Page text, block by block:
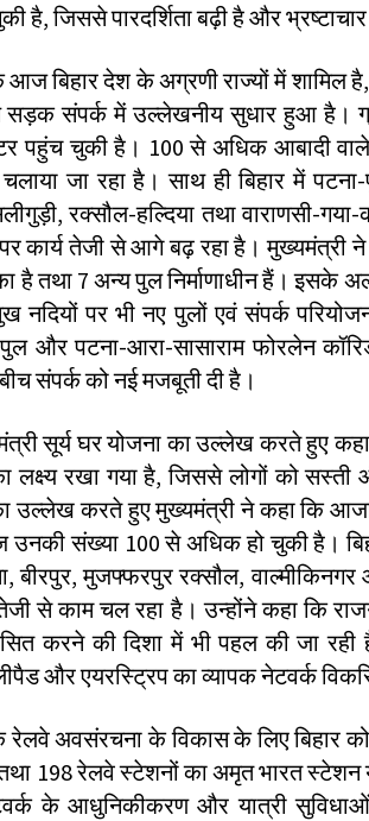
है, जिससे पारदर्शिता बढ़ी है और
बिहार देश के अग्रणी राज्यों में शामिल
सड़क संपर्क में उल्लेखनीय सुधार हुआ है।
पहुंच चुकी है। 100 से अधिक आबादी
जा रहा है। साथ ही बिहार में
रक्सौल-हल्दिया तथा वाराणसी-
कार्य तेजी से आगे बढ़ रहा है। मुख्यमंत्री
है तथा 7 अन्य पुल निर्माणाधीन हैं। इसके
पर भी नए पुलों एवं संपर्क
और पटना-आरा-सासाराम फोरलेन
संपर्क को नई मजबूती दी है।
सूर्य घर योजना का उल्लेख करते हुए
लक्ष्य रखा गया है, जिससे लोगों को सस्ती
उल्लेख करते हुए मुख्यमंत्री ने कहा कि
उनकी संख्या 100 से अधिक हो चुकी है।
मुजफ्फरपुर रक्सौल, वाल्मीकिनगर
से काम चल रहा है। उन्होंने कहा कि
करने की दिशा में भी पहल की जा
और एयरस्ट्रिप का व्यापक नेटवर्क
रेलवे अवसंरचना के विकास के लिए बिहार
तथा 198 रेलवे स्टेशनों का अमृत भारत स्टेशन
के आधुनिकीकरण और यात्री सुविधाओं